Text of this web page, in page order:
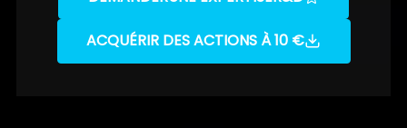
ACQUÉRIR DES ACTIONS À 10 €